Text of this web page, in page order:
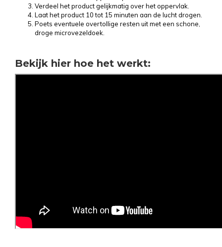
Verdeel het product gelijkmatig over het oppervlak.
Laat het product 10 tot 15 minuten aan de lucht drogen.
Poets eventuele overtollige resten uit met een schone,
droge microvezeldoek.
Bekijk hier hoe het werkt: